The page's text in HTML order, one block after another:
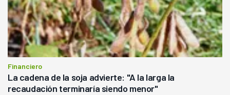
Financiero
La cadena de la soja advierte: "A la larga la
recaudación terminaría siendo menor"